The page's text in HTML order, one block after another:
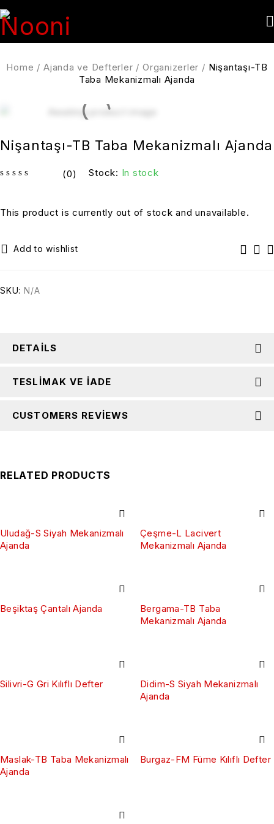
Home / Ajanda ve Defterler / Organizerler / Nişantaşı-TB
Taba Mekanizmalı Ajanda
Nişantaşı-TB Taba Mekanizmalı Ajanda
(0) Stock: In stock
This product is currently out of stock and unavailable.
SKU: N/A
DETAILS
TESLIMAK VE İADE
CUSTOMERS REVIEWS
RELATED PRODUCTS
Uludağ-S Siyah Mekanizmalı
Ajanda
Çeşme-L Lacivert
Mekanizmalı Ajanda
Beşiktaş Çantalı Ajanda
Bergama-TB Taba
Mekanizmalı Ajanda
Silivri-G Gri Kılıflı Defter
Didim-S Siyah Mekanizmalı
Ajanda
Maslak-TB Taba Mekanizmalı
Ajanda
Burgaz-FM Füme Kılıflı Defter